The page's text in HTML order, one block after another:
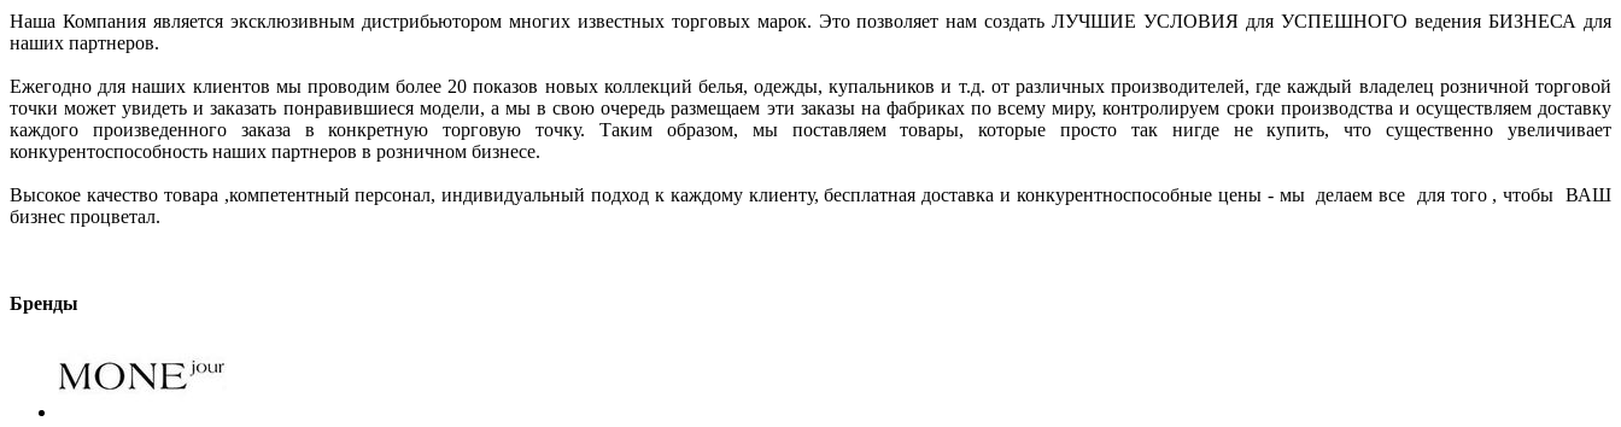
Наша Компания является эксклюзивным дистрибьютором многих известных торговых марок. Это позволяет нам создать ЛУЧШИЕ УСЛОВИЯ для УСПЕШНОГО ведения БИЗНЕСА для
наших партнеров.
Ежегодно для наших клиентов мы проводим более 20 показов новых коллекций белья, одежды, купальников и т.д. от различных производителей, где каждый владелец розничной торговой
точки может увидеть и заказать понравившиеся модели, а мы в свою очередь размещаем эти заказы на фабриках по всему миру, контролируем сроки производства и осуществляем доставку
каждого произведенного заказа в конкретную торговую точку. Таким образом, мы поставляем товары, которые просто так нигде не купить, что существенно увеличивает
конкурентоспособность наших партнеров в розничном бизнесе.
Высокое качество товара ,компетентный персонал, индивидуальный подход к каждому клиенту, бесплатная доставка и конкурентноспособные цены - мы делаем все для того , чтобы ВАШ
бизнес процветал.
Бренды